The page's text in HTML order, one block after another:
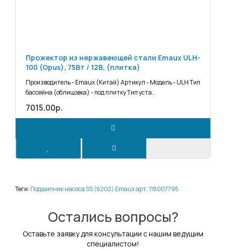
Прожектор из нержавеющей стали Emaux ULH-
100 (Opus), 75Вт / 12В, (плитка)
Производитель - Emaux (Китай) Артикул - Модель - ULH Тип
бассейна (облицовка) - под плитку Тип уста..
7015.00р.
Теги: Подшипник насоса SS (6202) Emaux арт. 118007795
Остались вопросы?
Оставьте заявку для консультации с нашим ведущим
специалистом!